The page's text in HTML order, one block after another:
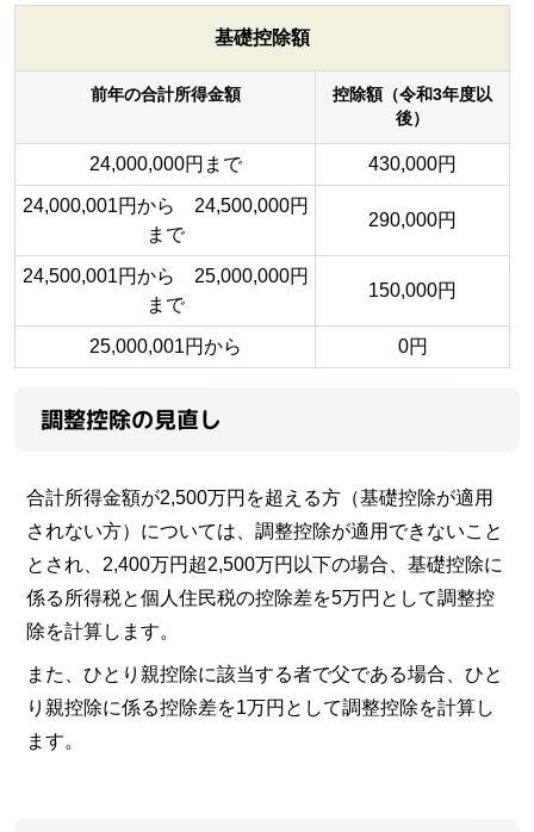
基礎控除額
前年の合計所得金額
控除額（令和3年度以
後）
24,000,000円まで 430,000円
24,000,001円から 24,500,000円
まで
290,000円
24,500,001円から 25,000,000円
まで
150,000円
25,000,001円から 0円
調整控除の見直し
合計所得金額が2,500万円を超える方（基礎控除が適用
されない方）については、調整控除が適用できないこと
とされ、2,400万円超2,500万円以下の場合、基礎控除に
係る所得税と個人住民税の控除差を5万円として調整控
除を計算します。
また、ひとり親控除に該当する者で父である場合、ひと
り親控除に係る控除差を1万円として調整控除を計算し
ます。